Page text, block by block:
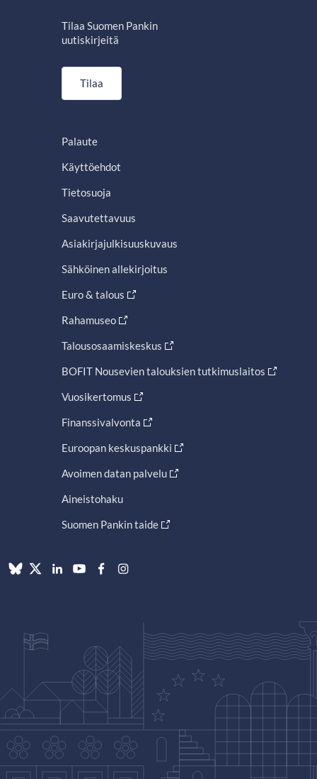
Tilaa Suomen Pankin
uutiskirjeitä
Tilaa
Palaute
Käyttöehdot
Tietosuoja
Saavutettavuus
Asiakirjajulkisuuskuvaus
Sähköinen allekirjoitus
Euro & talous
Rahamuseo
Talousosaamiskeskus
BOFIT Nousevien talouksien tutkimuslaitos
Vuosikertomus
Finanssivalvonta
Euroopan keskuspankki
Avoimen datan palvelu
Aineistohaku
Suomen Pankin taide